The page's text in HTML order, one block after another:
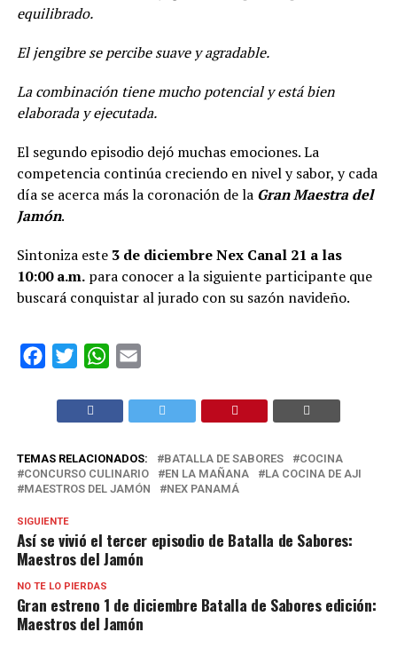
equilibrado.
El jengibre se percibe suave y agradable.
La combinación tiene mucho potencial y está bien
elaborada y ejecutada.
El segundo episodio dejó muchas emociones. La
competencia continúa creciendo en nivel y sabor, y cada
día se acerca más la coronación de la Gran Maestra del
Jamón.
Sintoniza este3 de diciembre Nex Canal 21 a las
10:00 a.m.para conocer a la siguiente participante que
buscará conquistar al jurado con su sazón navideño.
Facebook
TwitterWhatsApp
TEMAS RELACIONADOS: BATALLA DE SABORES
COCINA
CONCURSO CULINARIO
EN LA MAÑANA
LA COCINA DE AJI
MAESTROS DEL JAMÓN
NEX PANAMÁ
SIGUIENTE
Así se vivió el tercer episodio de Batalla de Sabores:
Maestros del Jamón
NO TE LO PIERDAS
Gran estreno 1 de diciembre Batalla de Sabores edición:
Maestros del Jamón